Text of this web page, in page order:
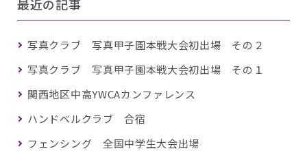
最近の記事
写真クラブ 写真甲子園本戦大会初出場 その２
写真クラブ 写真甲子園本戦大会初出場 その１
関西地区中高YWCAカンファレンス
ハンドベルクラブ 合宿
フェンシング 全国中学生大会出場